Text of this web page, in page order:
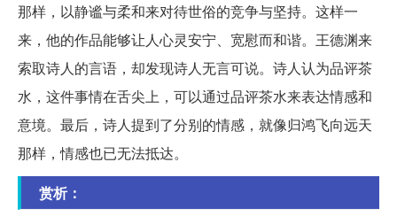
那样，以静谧与柔和来对待世俗的竞争与坚持。这样一
来，他的作品能够让人心灵安宁、宽慰而和谐。王德渊来
索取诗人的言语，却发现诗人无言可说。诗人认为品评茶
水，这件事情在舌尖上，可以通过品评茶水来表达情感和
意境。最后，诗人提到了分别的情感，就像归鸿飞向远天
那样，情感也已无法抵达。
赏析：